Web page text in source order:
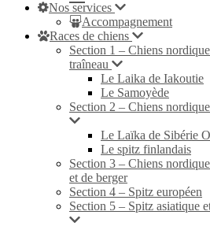
Nos services
Accompagnement
Races de chiens
Section 1 – Chiens
traîneau
Le Laika de Iakoutie
Le Samoyède
Section 2 – Chiens
Le Laïka de Sibérie
Le spitz finlandais
Section 3 – Chiens
et de berger
Section 4 – Spitz européen
Section 5 – Spitz asiatique